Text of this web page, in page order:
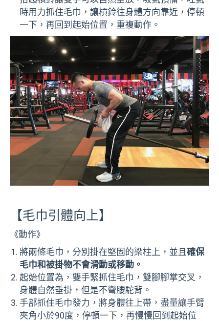
時用力抓住毛巾，讓槓鈴往身體方向靠近，停頓
一下，再回到起始位置，重複動作。
【毛巾引體向上】
《動作》
將兩條毛巾，分別掛在堅固的梁柱上，並且確保
毛巾和被掛物不會滑動或移動。
起始位置為，雙手緊抓住毛巾，雙腳腳掌交叉，
身體自然垂掛，但是不彎腰駝背。
手部抓住毛巾發力，將身體往上帶，盡量讓手臂
夾角小於90度，停頓一下，再慢慢回到起始位